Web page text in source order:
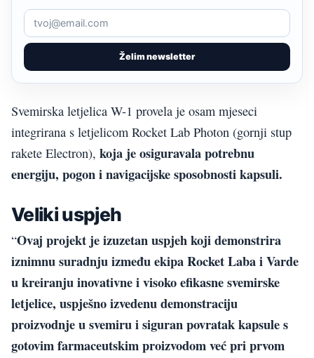
Želim newsletter
Svemirska letjelica W-1 provela je osam mjeseci
integrirana s letjelicom Rocket Lab Photon (gornji stup
rakete Electron), koja je osiguravala potrebnu
energiju, pogon i navigacijske sposobnosti kapsuli.
Veliki uspjeh
“Ovaj projekt je izuzetan uspjeh koji demonstrira
iznimnu suradnju između ekipa Rocket Laba i Varde
u kreiranju inovativne i visoko efikasne svemirske
letjelice, uspješno izvedenu demonstraciju
proizvodnje u svemiru i siguran povratak kapsule s
gotovim farmaceutskim proizvodom već pri prvom